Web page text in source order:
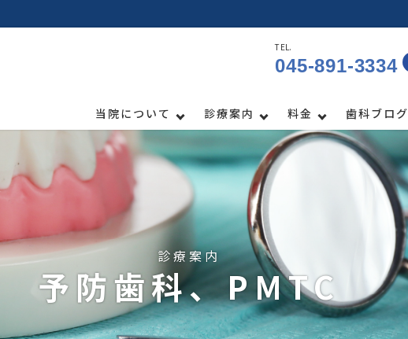
TEL.
045-891-3334
当院について 診療案内 料金 歯科ブログ
診療案内
予防歯科、PMTC